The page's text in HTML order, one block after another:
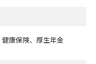
康保険、厚生年金